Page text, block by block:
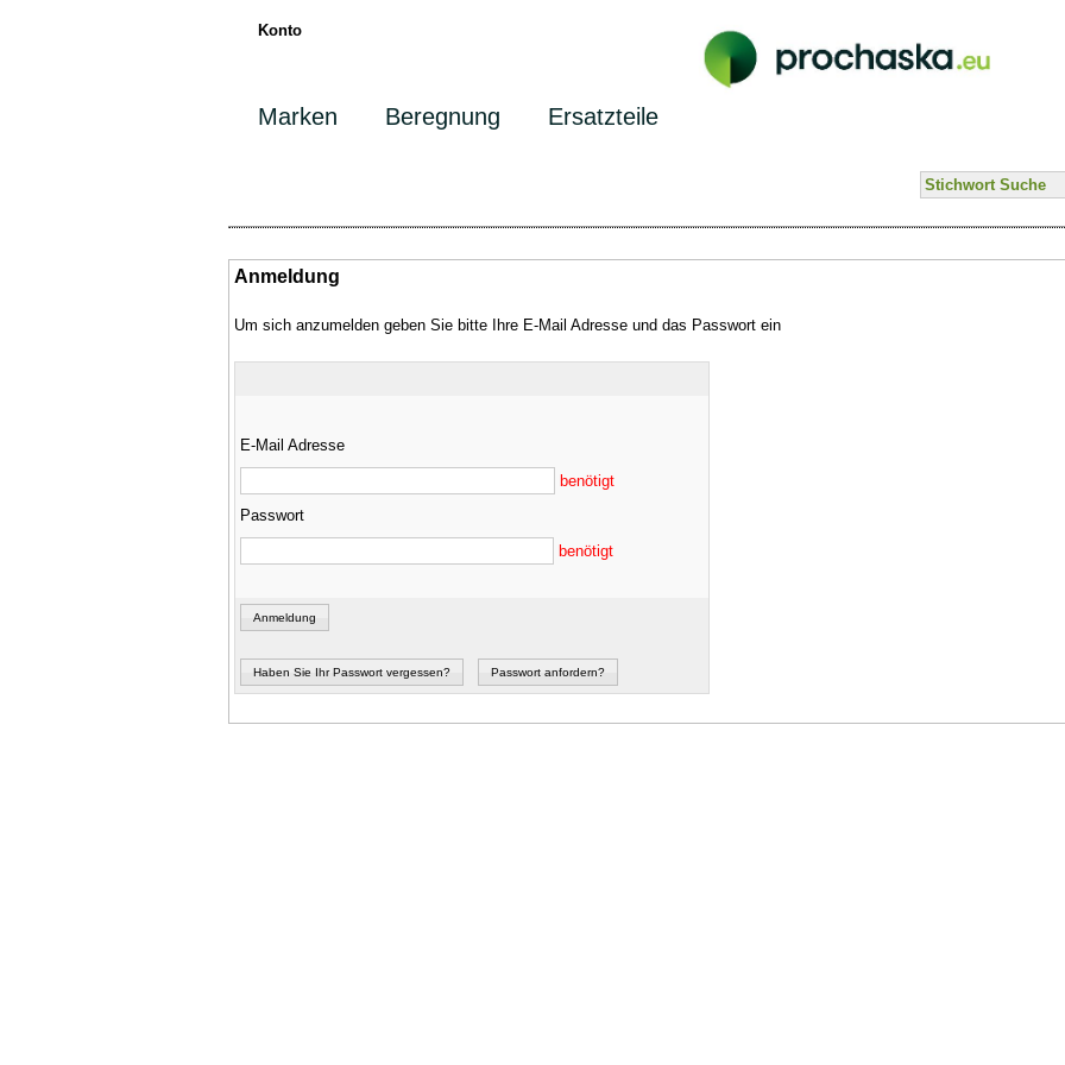
Konto
Marken Beregnung Ersatzteile
Anmeldung
Um sich anzumelden geben Sie bitte Ihre E-Mail Adresse und das Passwort ein
E-Mail Adresse
benötigt
Passwort
benötigt
Anmeldung
Haben Sie Ihr Passwort vergessen? Passwort anfordern?